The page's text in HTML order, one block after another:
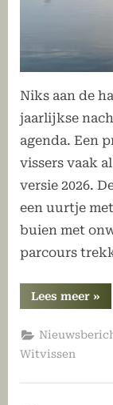
Niks aan de
jaarlijkse
agenda. Een
vissers vaak
versie 2026.
een uurtje
buien met
parcours
Lees meer“Een
»
Witvissen